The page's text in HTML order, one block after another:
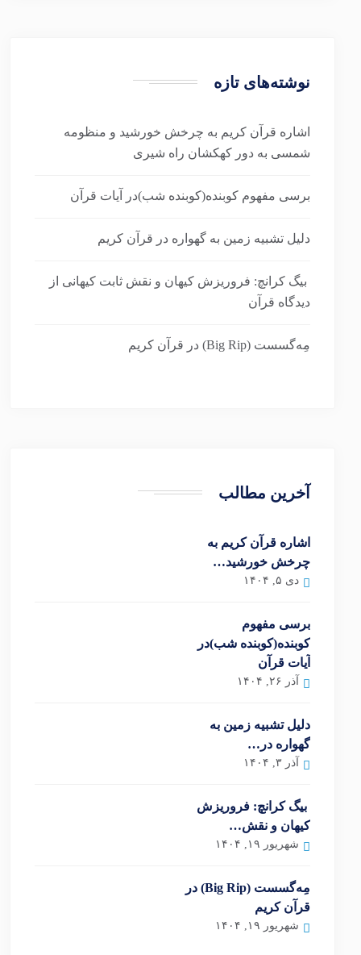
نوشته‌های تازه
اشاره قرآن کریم به چرخش خورشید و منظومه
شمسی به دور کهکشان راه شیری
برسی مفهوم کوبنده(کوبنده شب)در آیات قرآن
دلیل تشبیه زمین به گهواره در قرآن کریم
بیگ کرانچ: فروریزش کیهان و نقش ثابت کیهانی از
دیدگاه قرآن
مِه‌گسست (Big Rip) در قرآن کریم
آخرین مطالب
اشاره قرآن کریم به
چرخش خورشید…
دی ۵, ۱۴۰۴
برسی مفهوم
کوبنده(کوبنده شب)در
آیات قرآن
آذر ۲۶, ۱۴۰۴
دلیل تشبیه زمین به
گهواره در…
آذر ۳, ۱۴۰۴
بیگ کرانچ: فروریزش
کیهان و نقش…
شهریور ۱۹, ۱۴۰۴
مِه‌گسست (Big Rip) در
قرآن کریم
شهریور ۱۹, ۱۴۰۴